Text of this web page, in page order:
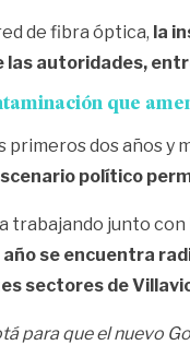
de fibra óptica, la
las autoridades,
que
dos años
político
trabajando junto
año se encuentra
sectores de
para que el nuevo